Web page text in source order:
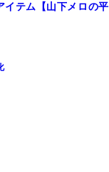
テム【山下メロの平